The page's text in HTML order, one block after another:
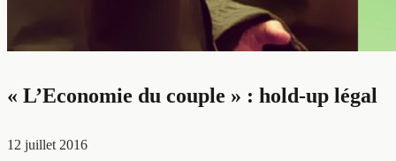
« L’Economie du couple » : hold-up légal
12 juillet 2016